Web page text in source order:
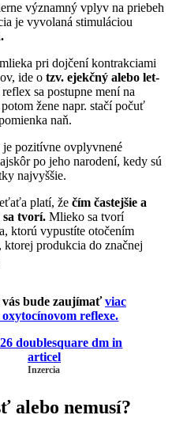
významný vplyv na priebeh
je vyvolaná stimuláciou
pri dojčení kontrakciami
ide o tzv. ejekčný alebo let-
sa postupne mení na
žene napr. stačí počuť
naň.
pozitívne ovplyvnené
po jeho narodení, kedy sú
najvyššie.
platí, že čím častejšie a
tvorí. Mlieko sa tvorí
ktorú vypustíte otočením
produkcia do značnej
bude zaujímaťviac
reflexe.
Inzercia
alebo nemusí?